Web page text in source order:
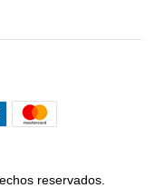
reservados.